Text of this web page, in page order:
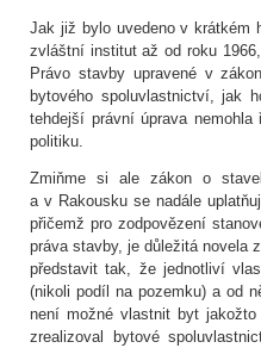
Jak již bylo uvedeno v krátkém
zvláštní institut až od roku
Právo stavby upravené v
bytového spoluvlastnictví, jak
tehdejší právní úprava
politiku.
Zmiňme si ale zákon o
a v Rakousku se nadále
přičemž pro zodpovězení
práva stavby, je důležitá novela
představit tak, že jednotliví
(nikoli podíl na pozemku) a od
není možné vlastnit byt
zrealizoval bytové